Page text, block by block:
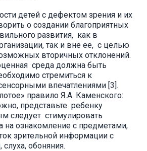
детей с дефектом зрения и их
о создании благоприятных
развития, как в
так и вне ее, с целью
вторичных отклонений.
среда должна быть
стремиться к
впечатлениями [3].
правило Я.А. Каменского:
представьте ребенку
следует стимулировать
на ознакомление с предметами,
зрительной информации с
обоняния.